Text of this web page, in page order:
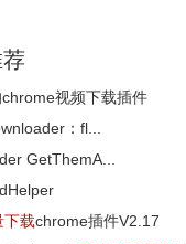
视频下载插件
：fl...
GetThemA...
下载chrome插件V2.17